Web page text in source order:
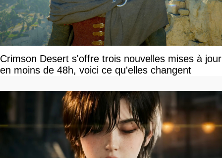
Crimson Desert s'offre trois nouvelles mises à jour
en moins de 48h, voici ce qu'elles changent